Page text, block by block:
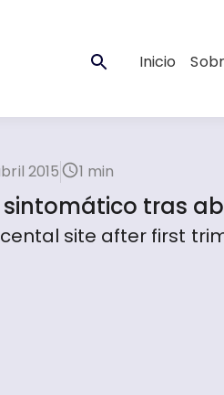
Inicio
2015 1 min
tras
site after first